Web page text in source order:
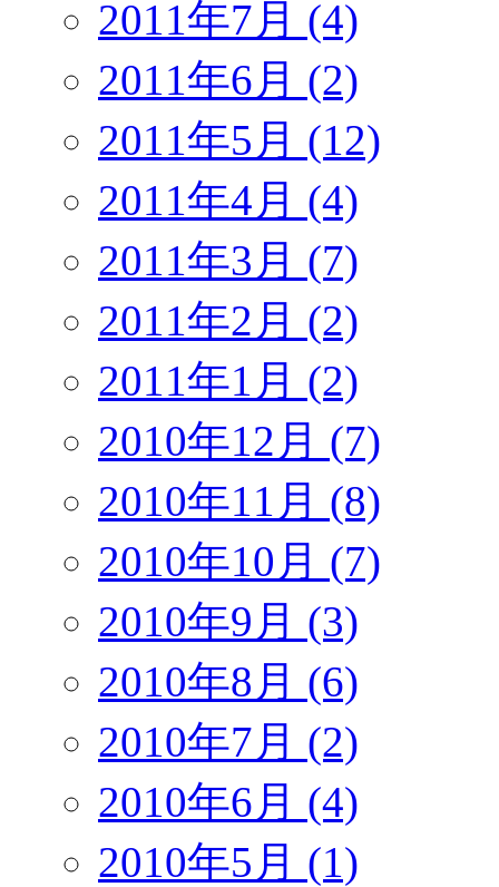
2011年7月 (4)
2011年6月 (2)
2011年5月 (12)
2011年4月 (4)
2011年3月 (7)
2011年2月 (2)
2011年1月 (2)
2010年12月 (7)
2010年11月 (8)
2010年10月 (7)
2010年9月 (3)
2010年8月 (6)
2010年7月 (2)
2010年6月 (4)
2010年5月 (1)